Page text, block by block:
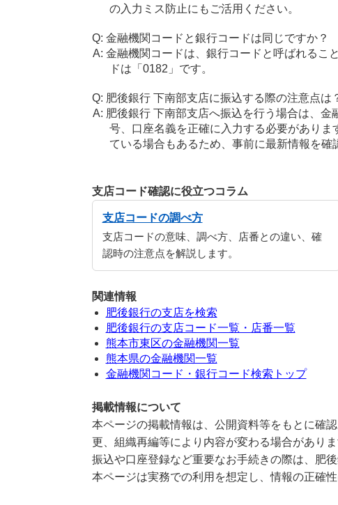
の入力ミス防止にもご活用ください。
金融機関コードと銀行コードは同じですか？
金融機関コードは、銀行コードと呼ばれるこ
ドは「0182」です。
肥後銀行 下南部支店に振込する際の注意点は
肥後銀行 下南部支店へ振込を行う場合は、
号、口座名義を正確に入力する必要があり
ている場合もあるため、事前に最新情報を確
支店コード確認に役立つコラム
支店コードの調べ方
支店コードの意味、調べ方、店番との違い、確
認時の注意点を解説します。
関連情報
肥後銀行の支店を検索
肥後銀行の支店コード一覧・店番一覧
熊本市東区の金融機関一覧
熊本県の金融機関一覧
金融機関コード・銀行コード検索トップ
掲載情報について
本ページの掲載情報は、公開資料等をもとに確
更、組織再編等により内容が変わる場合がありま
振込や口座登録など重要なお手続きの際は、肥
本ページは実務での利用を想定し、情報の正確